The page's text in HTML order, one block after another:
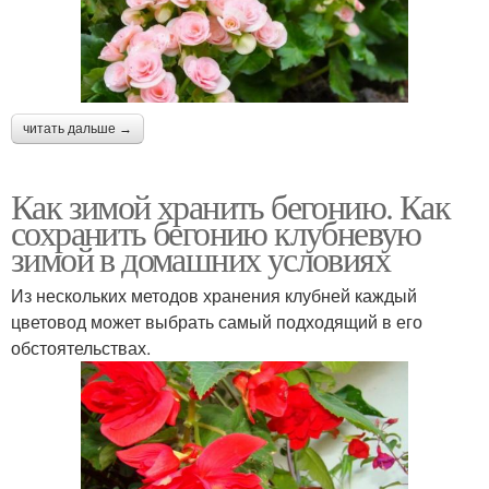
читать дальше →
Как зимой хранить бегонию. Как
сохранить бегонию клубневую
зимой в домашних условиях
Из нескольких методов хранения клубней каждый
цветовод может выбрать самый подходящий в его
обстоятельствах.